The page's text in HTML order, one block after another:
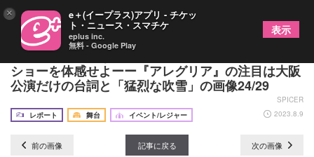
人間業とは思えないシルク・ドゥ・ソレイユ圧巻の
ショーを体感せよーー『アレグリア』の注目は大阪
公演だけの台詞と「猛烈な吹雪」の画像24/29
SPICER
レポート
舞台 イベント/レジャー 2023.8.9
前の画像 記事に戻る 次の画像
× e＋(イープラス)アプリ - チケッ
ト・ニュース・スマチケ
eplus inc.
無料 - Google Play
表示